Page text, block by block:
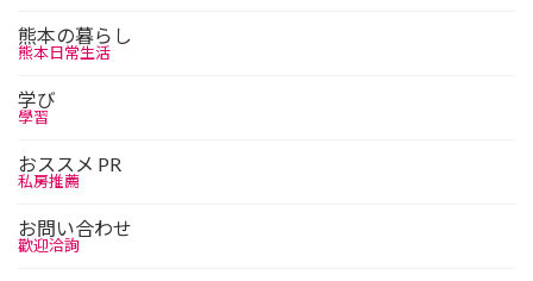
熊本の暮らし
熊本日常生活
学び
學習
おススメ PR
私房推薦
お問い合わせ
歡迎洽詢